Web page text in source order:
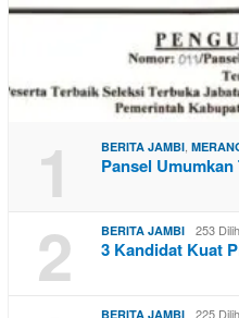
1 BERITA JAMBI
Pansel
2 BERITA JAMBI 253
3 Kandidat Kuat
BERITA JAMBI 225